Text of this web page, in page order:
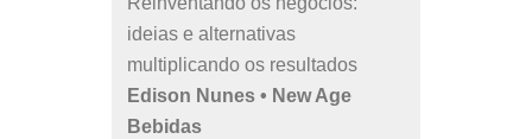
ideias e alternativas
multiplicando os resultados
Edison Nunes • New Age
Bebidas